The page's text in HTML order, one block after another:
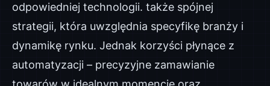
odpowiedniej technologii. także spójnej
strategii, która uwzględnia specyfikę branży i
dynamikę rynku. Jednak korzyści płynące z
automatyzacji – precyzyjne zamawianie